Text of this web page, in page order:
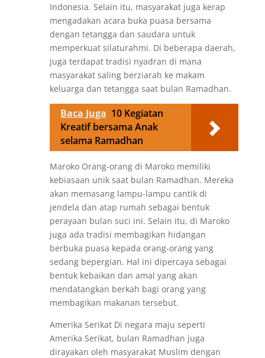
Indonesia. Selain itu, masyarakat juga kerap
mengadakan acara buka puasa bersama
dengan tetangga dan saudara untuk
memperkuat silaturahmi. Di beberapa daerah,
juga terdapat tradisi nyadran di mana
masyarakat saling berziarah ke makam
keluarga dan tetangga saat bulan Ramadhan.
Baca Juga 10 Kegiatan
Kreatif bersama Anak
selama Ramadhan
Maroko Orang-orang di Maroko memiliki
kebiasaan unik saat bulan Ramadhan. Mereka
akan memasang lampu-lampu cantik di
jendela dan atap rumah sebagai bentuk
perayaan bulan suci ini. Selain itu, di Maroko
juga ada tradisi membagikan hidangan
berbuka puasa kepada orang-orang yang
sedang bepergian. Hal ini dipercaya sebagai
bentuk kebaikan dan amal yang akan
mendatangkan berkah bagi orang yang
membagikan makanan tersebut.
Amerika Serikat Di negara maju seperti
Amerika Serikat, bulan Ramadhan juga
dirayakan oleh masyarakat Muslim dengan